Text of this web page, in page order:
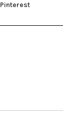
Pinterest